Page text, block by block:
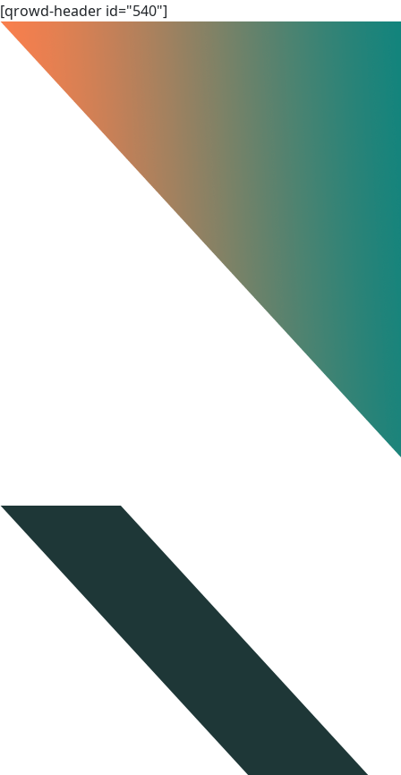
Skip
to
content
[qrowd-header id="540"]